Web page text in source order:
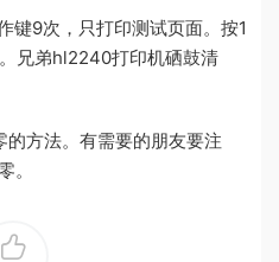
键9次，只打印测试页面。按1
兄弟hl2240打印机硒鼓清
方法。有需要的朋友要注
。